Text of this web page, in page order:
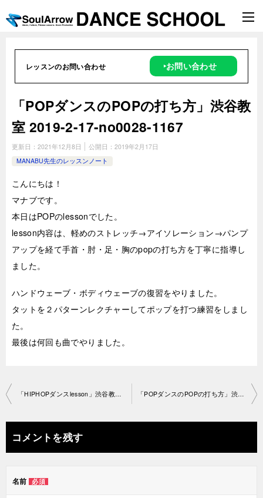
レッスンのお問い合わせ ‣お問い合わせ
「POPダンスのPOPの打ち方」渋谷教
室 2019-2-17-­no0028-­1167
更新日： 2021年12月8日 公開日： 2019年2月17日
MANABU先生のレッスンノート
こんにちは！
マナブです。
本日はPOPのlessonでした。
lesson内容は、軽めのストレッチ→アイソレーション→パンプ
アップを経て手首・肘・足・胸のpopの打ち方を丁寧に指導し
ました。
ハンドウェーブ・ボディウェーブの復習をやりました。
タットを２パターンレクチャーしてポップを打つ練習をしまし
た。
最後は何回も曲でやりました。
投
ナ
ビ
ー
「HIPHOPダンスlesson」渋谷教室 2019-2-16-­no0028-1195 「POPダンスのPOPの打ち方」渋谷教室 2019-2-17-­no0028-­1167
コメントを残す
名前 必須